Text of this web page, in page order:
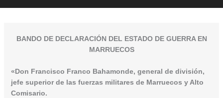
BANDO DE DECLARACIÓN DEL ESTADO DE GUERRA EN
MARRUECOS
«Don Francisco Franco Bahamonde, general de división,
jefe superior de las fuerzas militares de Marruecos y Alto
Comisario.